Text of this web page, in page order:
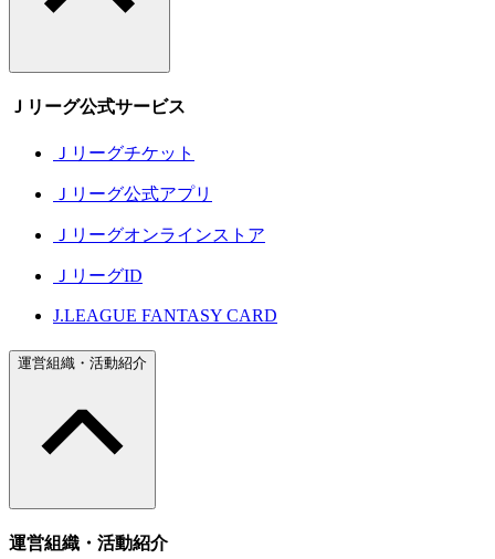
Ｊリーグ公式サービス
Ｊリーグチケット
Ｊリーグ公式アプリ
Ｊリーグオンラインストア
ＪリーグID
J.LEAGUE FANTASY CARD
運営組織・活動紹介
運営組織・活動紹介